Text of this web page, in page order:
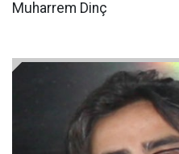
Muharrem Dinç